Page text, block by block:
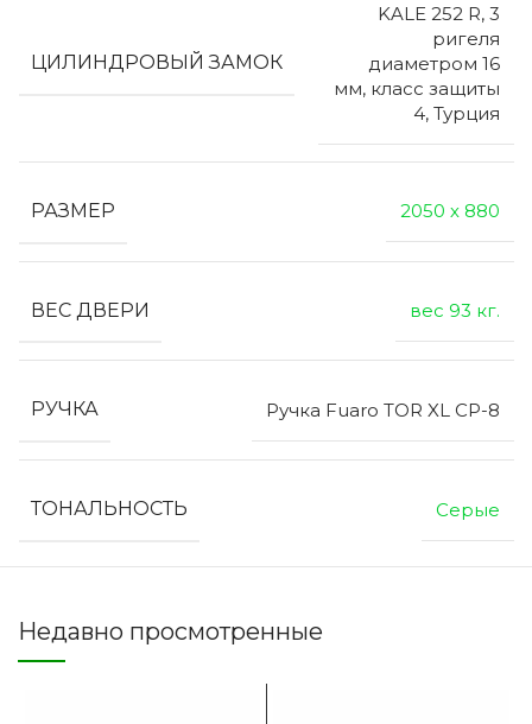
ЦИЛИНДРОВЫЙ ЗАМОК
KALE 252 R, 3
ригеля
диаметром 16
мм, класс защиты
4, Турция
РАЗМЕР 2050 х 880
ВЕС ДВЕРИ вес 93 кг.
РУЧКА Ручка Fuaro TOR XL CP-8
ТОНАЛЬНОСТЬ Серые
Недавно просмотренные